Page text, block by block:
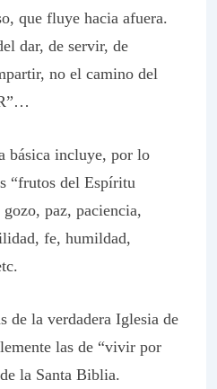
que fluye hacia afuera.
dar, de servir, de
no el camino del
básica incluye, por lo
“frutos del Espíritu
gozo, paz, paciencia,
fe, humildad,
de la verdadera Iglesia de
las de “vivir por
la Santa Biblia.